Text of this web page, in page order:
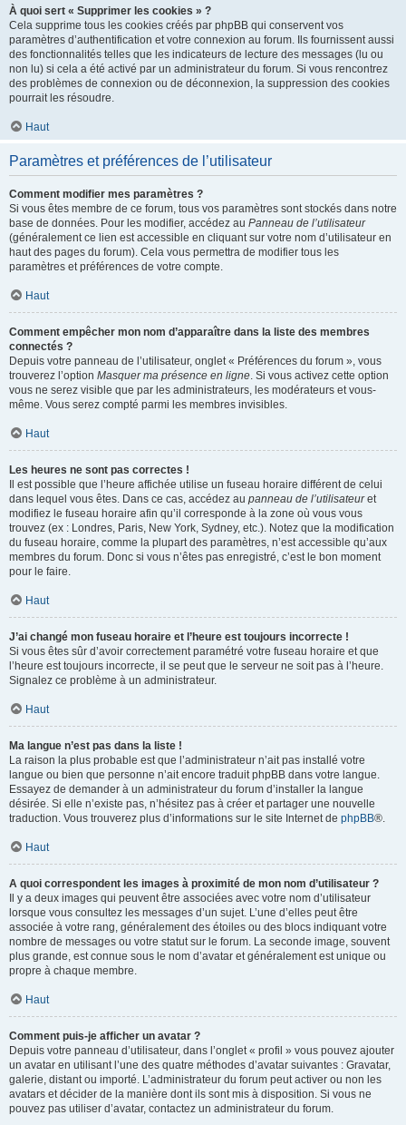
À quoi sert « Supprimer les cookies » ?
Cela supprime tous les cookies créés par phpBB qui conservent vos
paramètres d’authentification et votre connexion au forum. Ils fournissent aussi
des fonctionnalités telles que les indicateurs de lecture des messages (lu ou
non lu) si cela a été activé par un administrateur du forum. Si vous rencontrez
des problèmes de connexion ou de déconnexion, la suppression des cookies
pourrait les résoudre.
Haut
Paramètres et préférences de l’utilisateur
Comment modifier mes paramètres ?
Si vous êtes membre de ce forum, tous vos paramètres sont stockés dans notre
base de données. Pour les modifier, accédez au Panneau de l’utilisateur
(généralement ce lien est accessible en cliquant sur votre nom d’utilisateur en
haut des pages du forum). Cela vous permettra de modifier tous les
paramètres et préférences de votre compte.
Haut
Comment empêcher mon nom d’apparaître dans la liste des membres
connectés ?
Depuis votre panneau de l’utilisateur, onglet « Préférences du forum », vous
trouverez l’option Masquer ma présence en ligne. Si vous activez cette option
vous ne serez visible que par les administrateurs, les modérateurs et vous-
même. Vous serez compté parmi les membres invisibles.
Haut
Les heures ne sont pas correctes !
Il est possible que l’heure affichée utilise un fuseau horaire différent de celui
dans lequel vous êtes. Dans ce cas, accédez au panneau de l’utilisateuret
modifiez le fuseau horaire afin qu’il corresponde à la zone où vous vous
trouvez (ex : Londres, Paris, New York, Sydney, etc.). Notez que la modification
du fuseau horaire, comme la plupart des paramètres, n’est accessible qu’aux
membres du forum. Donc si vous n’êtes pas enregistré, c’est le bon moment
pour le faire.
Haut
J’ai changé mon fuseau horaire et l’heure est toujours incorrecte !
Si vous êtes sûr d’avoir correctement paramétré votre fuseau horaire et que
l’heure est toujours incorrecte, il se peut que le serveur ne soit pas à l’heure.
Signalez ce problème à un administrateur.
Haut
Ma langue n’est pas dans la liste !
La raison la plus probable est que l’administrateur n’ait pas installé votre
langue ou bien que personne n’ait encore traduit phpBB dans votre langue.
Essayez de demander à un administrateur du forum d’installer la langue
désirée. Si elle n’existe pas, n’hésitez pas à créer et partager une nouvelle
traduction. Vous trouverez plus d’informations sur le site Internet de phpBB®.
Haut
A quoi correspondent les images à proximité de mon nom d’utilisateur ?
Il y a deux images qui peuvent être associées avec votre nom d’utilisateur
lorsque vous consultez les messages d’un sujet. L’une d’elles peut être
associée à votre rang, généralement des étoiles ou des blocs indiquant votre
nombre de messages ou votre statut sur le forum. La seconde image, souvent
plus grande, est connue sous le nom d’avatar et généralement est unique ou
propre à chaque membre.
Haut
Comment puis-je afficher un avatar ?
Depuis votre panneau d’utilisateur, dans l’onglet « profil » vous pouvez ajouter
un avatar en utilisant l’une des quatre méthodes d’avatar suivantes : Gravatar,
galerie, distant ou importé. L’administrateur du forum peut activer ou non les
avatars et décider de la manière dont ils sont mis à disposition. Si vous ne
pouvez pas utiliser d’avatar, contactez un administrateur du forum.